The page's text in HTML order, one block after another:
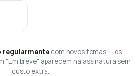
regularmente com novos temas — os
"Em breve" aparecem na assinatura sem
custo extra.